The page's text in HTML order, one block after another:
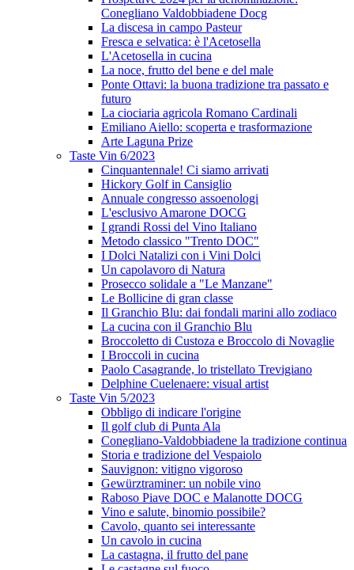
Conegliano Valdobbiadene Docg
La discesa in campo Pasteur
Fresca e selvatica: è l'Acetosella
L'Acetosella in cucina
La noce, frutto del bene e del male
Ponte Ottavi: la buona tradizione tra passato e
futuro
La ciociaria agricola Romano Cardinali
Emiliano Aiello: scoperta e trasformazione
Arte Laguna Prize
Taste Vin 6/2023
Cinquantennale! Ci siamo arrivati
Hickory Golf in Cansiglio
Annuale congresso assoenologi
L'esclusivo Amarone DOCG
I grandi Rossi del Vino Italiano
Metodo classico "Trento DOC"
I Dolci Natalizi con i Vini Dolci
Un capolavoro di Natura
Prosecco solidale a "Le Manzane"
Le Bollicine di gran classe
Il Granchio Blu: dai fondali marini allo zodiaco
La cucina con il Granchio Blu
Broccoletto di Custoza e Broccolo di Novaglie
I Broccoli in cucina
Paolo Casagrande, lo tristellato Trevigiano
Delphine Cuelenaere: visual artist
Taste Vin 5/2023
Obbligo di indicare l'origine
Il golf club di Punta Ala
Conegliano-Valdobbiadene la tradizione continua
Storia e tradizione del Vespaiolo
Sauvignon: vitigno vigoroso
Gewürztraminer: un nobile vino
Raboso Piave DOC e Malanotte DOCG
Vino e salute, binomio possibile?
Cavolo, quanto sei interessante
Un cavolo in cucina
La castagna, il frutto del pane